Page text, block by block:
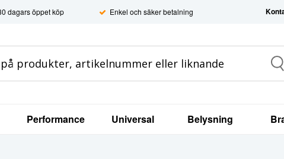
dagars öppet köp Enkel och säker betalning
Performance Universal Belysning